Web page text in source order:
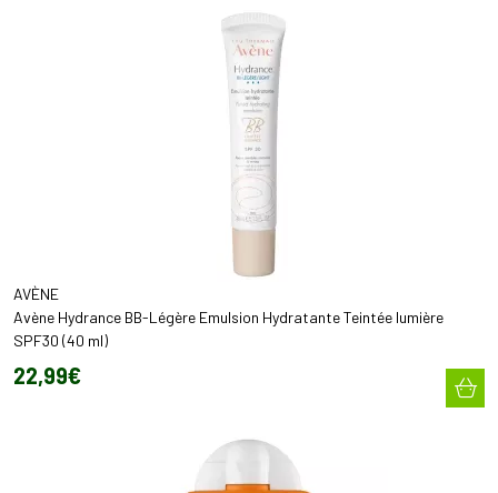
AVÈNE
Avène Hydrance BB-Légère Emulsion Hydratante Teintée lumière
SPF30 (40 ml)
22,99€